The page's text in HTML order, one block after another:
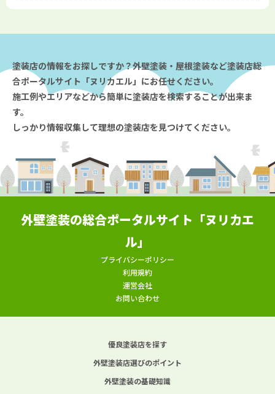
塗装店の情報をお探しですか？外壁塗装・屋根塗装など塗装店総
合ポータルサイト「ヌリカエル」にお任せください。
施工例やエリアなどから簡単に塗装店を検索することが出来ま
す。
しっかり情報収集して理想の塗装店を見つけてください。
外壁塗装の総合ポータルサイト「ヌリカエ
ル」
プライバシーポリシー
利用規約
運営会社
お問い合わせ
優良塗装店を探す
外壁塗装店選びのポイント
外壁塗装の基礎知識